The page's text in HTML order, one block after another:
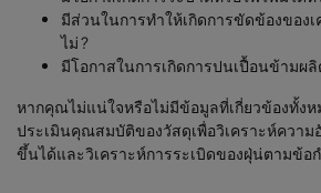
มีส่วนในการทำให้เกิดการขัดข้องของ
ไม่ ?
มีโอกาสในการเกิดการปนเปื้อนข้ามผ
หากคุณไม่แน่ใจหรือไม่มีข้อมูลที่เกี่ยวข้องทั้ง
ประเมินคุณสมบัติของวัสดุเพื่อวิเคราะห์ความ
ขึ้นได้และวิเคราะห์การระเบิดของฝุ่น่ตามข้อก